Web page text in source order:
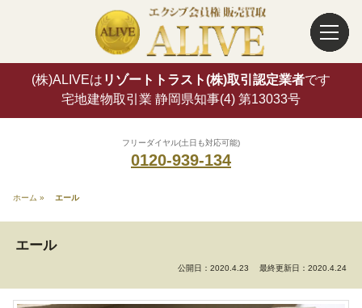
(株)ALIVEは リゾートトラスト(株)取引認定業者です
宅地建物取引業 静岡県知事(4) 第13033号
フリーダイヤル(土日も対応可能)
0120-939-134
ホーム » エール
エール
公開日：2020.4.23 最終更新日：2020.4.24